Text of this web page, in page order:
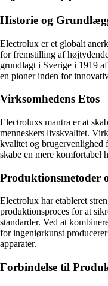
Historie og
Electrolux er et globalt
for fremstilling af
grundlagt i Sverige i 1919
en pioner inden for
Virksomhedens Etos
Electroluxs mantra er at
menneskers livskvalitet.
kvalitet og brugervenlighed
skabe en mere komfortabel
Produktionsmetoder
Electrolux har etableret
produktionsproces for at
standarder. Ved at
for ingeniørkunst
apparater.
Forbindelse til